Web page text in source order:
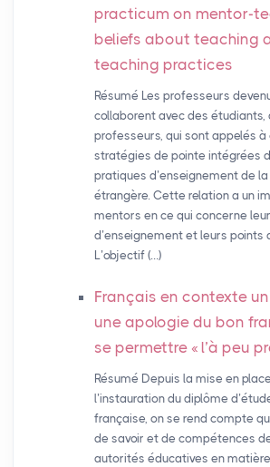
practicum on mentor-
beliefs about teaching
teaching practices
Résumé Les professeurs
collaborent avec des étudiants,
professeurs, qui sont appelés à
stratégies de pointe intégrées
pratiques d’enseignement de
étrangère. Cette relation a un
mentors en ce qui concerne
d’enseignement et leurs points
L’objectif (…)
Français en contexte
une apologie du bon
se permettre « l’à peu
Résumé Depuis la mise en
l’instauration du diplôme
française, on se rend compte
de savoir et de compétences
autorités éducatives en matière